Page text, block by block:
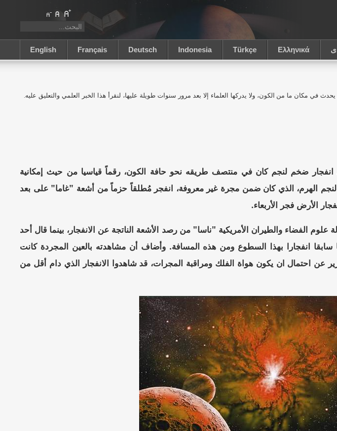
English Français Deutsch Indonesia Türkçe Ελληνικά
في مكان ما من الكون، ولا يدركها العلماء إلا بعد مرور سنوات طويلة عليها، لنقرأ هذا الخبر العلمي والتعليق عليه.
ضخم لنجم كان في منتصف طريقه نحو حافة الكون، رقماً قياسيا من حيث إمكانية
الهرم، الذي كان ضمن مجرة غير معروفة، انفجر مُطلقاً حزماً من أشعة "غاما" على بعد
الفضاء والطيران الأمريكية "ناسا" من رصد الأشعة الناتجة عن الانفجار، بينما قال أحد
انفجارا بهذا السطوع ومن هذه المسافة. وأضاف أن مشاهدته بالعين المجردة كانت
عن احتمال ان يكون هواة الفلك ومراقبة المجرات، قد شاهدوا الانفجار الذي دام أقل من